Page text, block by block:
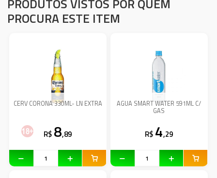
PRODUTOS VISTOS POR QUEM
PROCURA ESTE ITEM
CERV CORONA 330ML- LN EXTRA
R$ 8,89
AGUA SMART WATER 591ML C/
GAS
R$ 4,29